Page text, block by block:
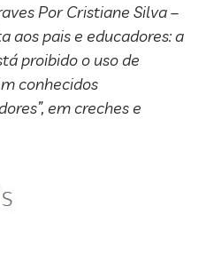
Por Cristiane Silva –
aos pais e educadores: a
proibido o uso de
conhecidos
em creches e